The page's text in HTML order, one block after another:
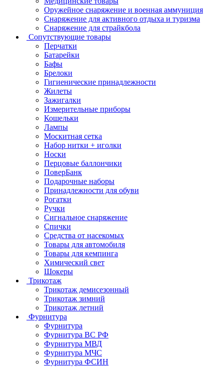
Оружейное снаряжение и военная аммуниция
Снаряжение для активного отдыха и туризма
Снаряжение для страйкбола
Сопутствующие товары
Перчатки
Батарейки
Бафы
Брелоки
Гигиенические принадлежности
Жилеты
Зажигалки
Измерительные приборы
Кошельки
Лампы
Москитная сетка
Набор нитки + иголки
Носки
Перцовые баллончики
ПоверБанк
Подарочные наборы
Принадлежности для обуви
Рогатки
Ручки
Сигнальное снаряжение
Спички
Средства от насекомых
Товары для автомобиля
Товары для кемпинга
Химический свет
Шокеры
Трикотаж
Трикотаж демисезонный
Трикотаж зимний
Трикотаж летний
Фурнитура
Фурнитура
Фурнитура ВС РФ
Фурнитура МВД
Фурнитура МЧС
Фурнитура ФСИН